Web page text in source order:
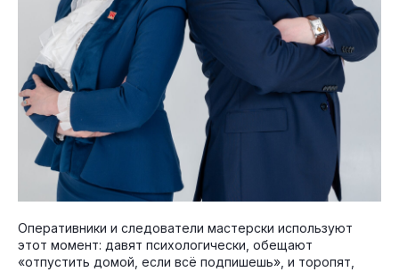
Оперативники и следователи мастерски используют
этот момент: давят психологически, обещают
«отпустить домой, если всё подпишешь», и торопят,